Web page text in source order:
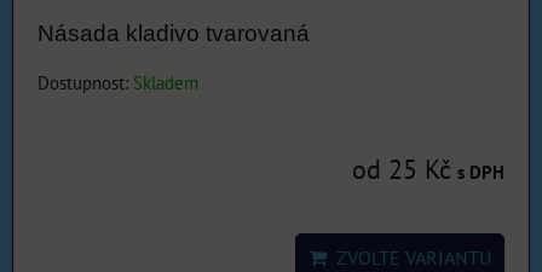
Násada kladivo tvarovaná
Dostupnost: Skladem
od 25 Kč s DPH
ZVOLTE VARIANTU